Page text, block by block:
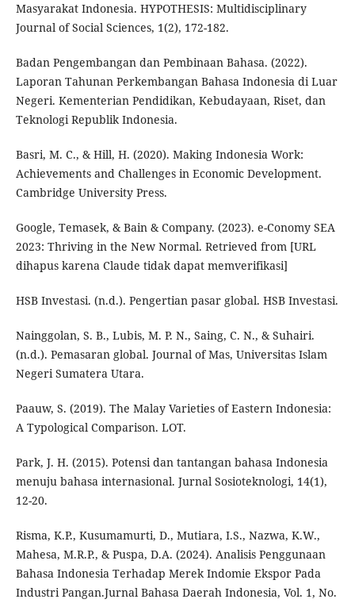
Masyarakat Indonesia. HYPOTHESIS: Multidisciplinary
Journal of Social Sciences, 1(2), 172-182.
Badan Pengembangan dan Pembinaan Bahasa. (2022).
Laporan Tahunan Perkembangan Bahasa Indonesia di Luar
Negeri. Kementerian Pendidikan, Kebudayaan, Riset, dan
Teknologi Republik Indonesia.
Basri, M. C., & Hill, H. (2020). Making Indonesia Work:
Achievements and Challenges in Economic Development.
Cambridge University Press.
Google, Temasek, & Bain & Company. (2023). e-Conomy SEA
2023: Thriving in the New Normal. Retrieved from [URL
dihapus karena Claude tidak dapat memverifikasi]
HSB Investasi. (n.d.). Pengertian pasar global. HSB Investasi.
Nainggolan, S. B., Lubis, M. P. N., Saing, C. N., & Suhairi.
(n.d.). Pemasaran global. Journal of Mas, Universitas Islam
Negeri Sumatera Utara.
Paauw, S. (2019). The Malay Varieties of Eastern Indonesia:
A Typological Comparison. LOT.
Park, J. H. (2015). Potensi dan tantangan bahasa Indonesia
menuju bahasa internasional. Jurnal Sosioteknologi, 14(1),
12-20.
Risma, K.P., Kusumamurti, D., Mutiara, I.S., Nazwa, K.W.,
Mahesa, M.R.P., & Puspa, D.A. (2024). Analisis Penggunaan
Bahasa Indonesia Terhadap Merek Indomie Ekspor Pada
Industri Pangan.Jurnal Bahasa Daerah Indonesia, Vol. 1, No.